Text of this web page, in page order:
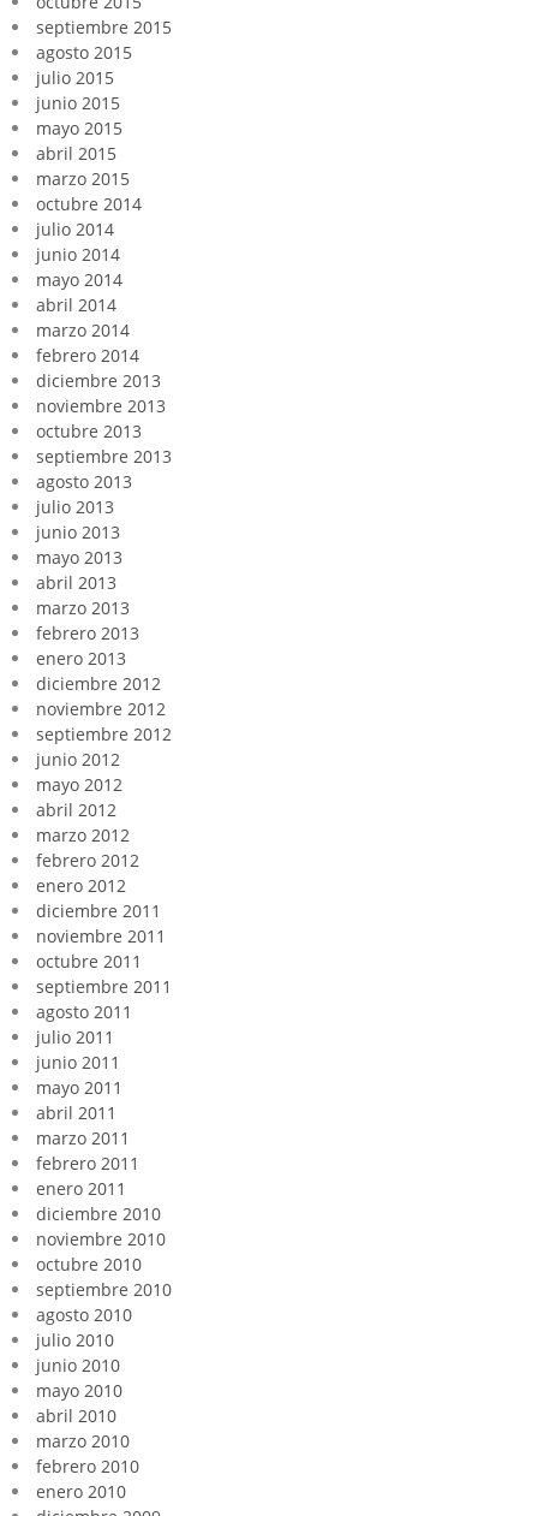
septiembre 2015
agosto 2015
julio 2015
junio 2015
mayo 2015
abril 2015
marzo 2015
octubre 2014
julio 2014
junio 2014
mayo 2014
abril 2014
marzo 2014
febrero 2014
diciembre 2013
noviembre 2013
octubre 2013
septiembre 2013
agosto 2013
julio 2013
junio 2013
mayo 2013
abril 2013
marzo 2013
febrero 2013
enero 2013
diciembre 2012
noviembre 2012
septiembre 2012
junio 2012
mayo 2012
abril 2012
marzo 2012
febrero 2012
enero 2012
diciembre 2011
noviembre 2011
octubre 2011
septiembre 2011
agosto 2011
julio 2011
junio 2011
mayo 2011
abril 2011
marzo 2011
febrero 2011
enero 2011
diciembre 2010
noviembre 2010
octubre 2010
septiembre 2010
agosto 2010
julio 2010
junio 2010
mayo 2010
abril 2010
marzo 2010
febrero 2010
enero 2010